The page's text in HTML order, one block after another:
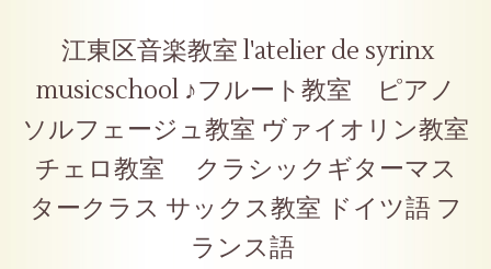
江東区音楽教室 l'atelier de syrinx
musicschool ♪フルート教室 ピアノ
ソルフェージュ教室 ヴァイオリン教室
チェロ教室 クラシックギターマス
タークラス サックス教室 ドイツ語 フ
ランス語